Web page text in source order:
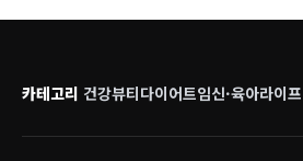
카테고리 건강뷰티다이어트임신·육아라이프